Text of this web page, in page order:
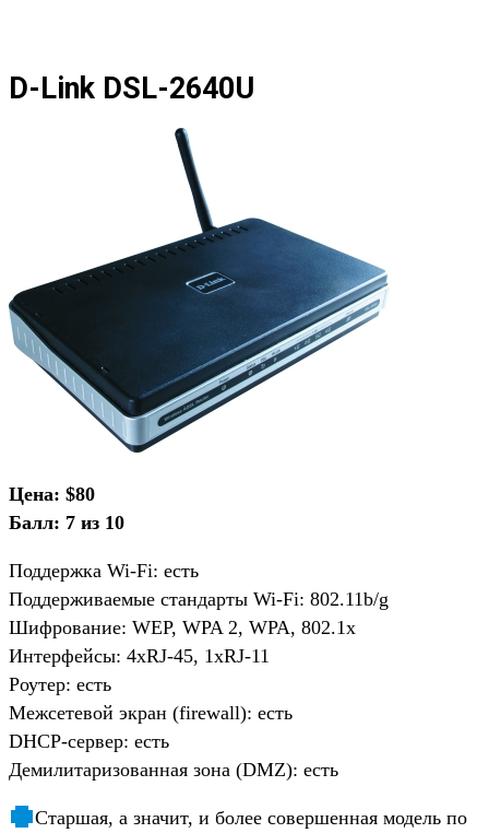
D-Link DSL-2640U
Цена: $80
Балл: 7 из 10
Поддержка Wi-Fi: есть
Поддерживаемые стандарты Wi-Fi: 802.11b/g
Шифрование: WEP, WPA 2, WPA, 802.1x
Интерфейсы: 4хRJ-45, 1xRJ-11
Роутер: есть
Межсетевой экран (firewall): есть
DHCP-сервер: есть
Демилитаризованная зона (DMZ): есть
Старшая, а значит, и более совершенная модель по